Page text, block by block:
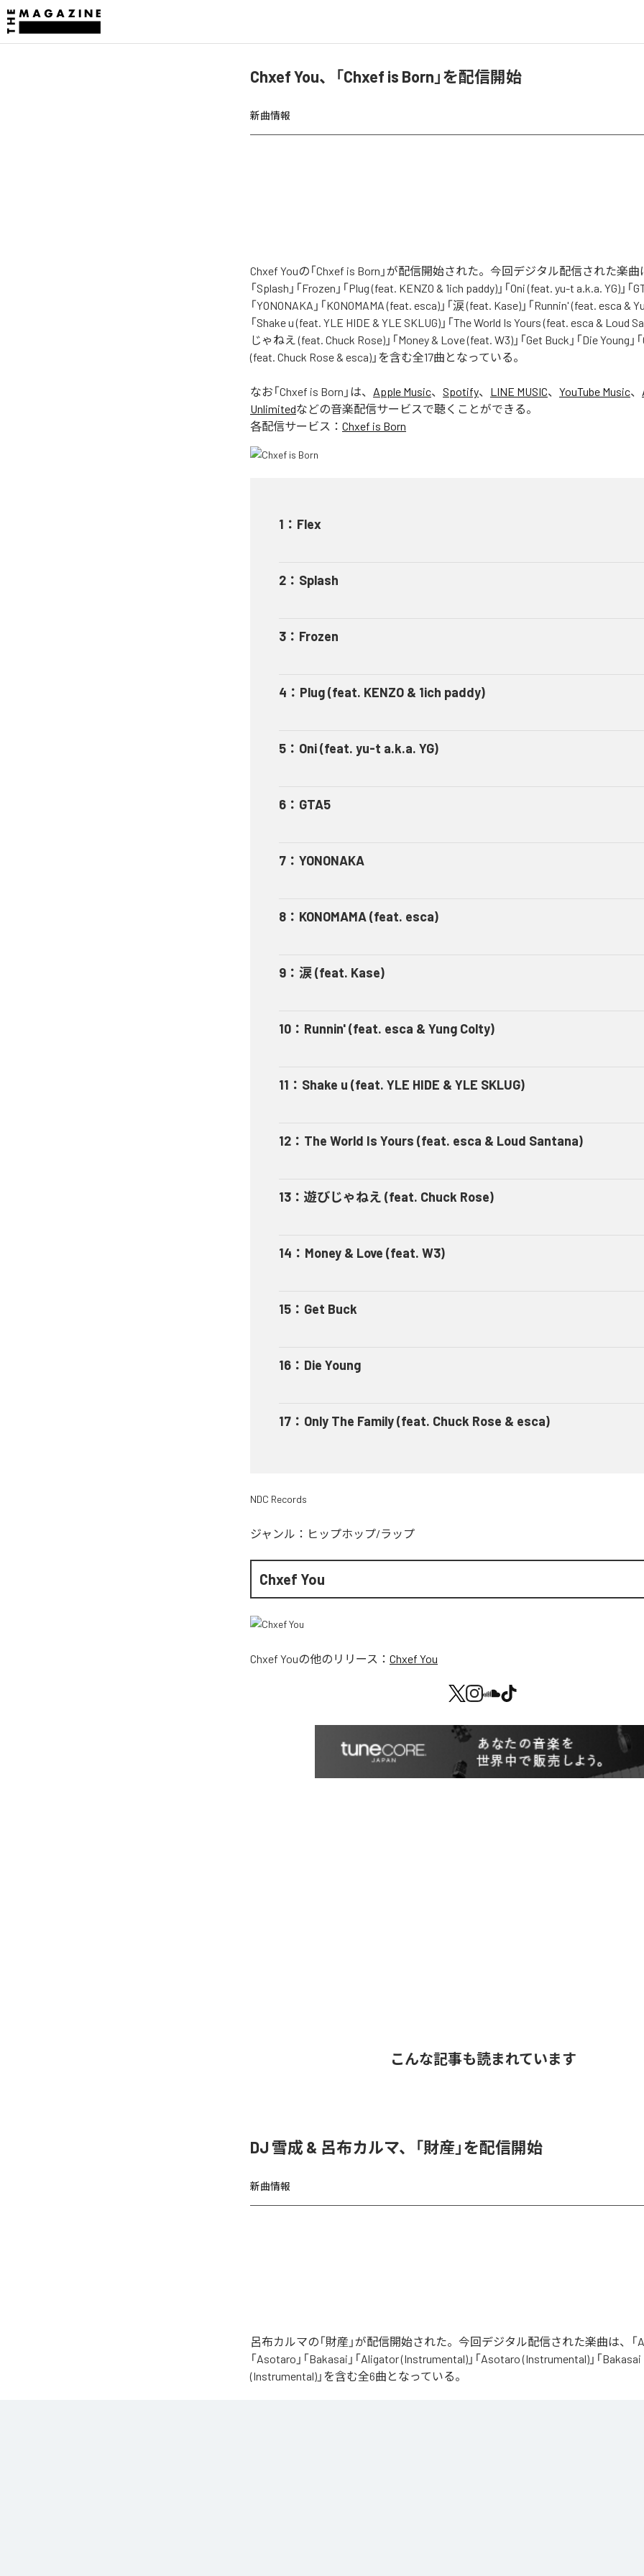
Chxef You、「Chxef is Born」を配信開始
新曲情報
Chxef Youの「Chxef is Born」が配信開始された。今回デジタル配信された楽曲
「Splash」「Frozen」「Plug (feat. KENZO & 1ich paddy)」「Oni (feat. yu-t a.k.a. YG)」「
「YONONAKA」「KONOMAMA (feat. esca)」「涙 (feat. Kase)」「Runnin' (feat. esca &
「Shake u (feat. YLE HIDE & YLE SKLUG)」「The World Is Yours (feat. esca & Loud
じゃねえ (feat. Chuck Rose)」「Money & Love (feat. W3)」「Get Buck」「Die Young」
(feat. Chuck Rose & esca)」を含む全17曲となっている。
なお「Chxef is Born 」は、 Apple Music、 Spotify、 LINE MUSIC、 YouTube Music、
Unlimitedなどの音楽配信サービスで聴くことができる。
各配信サービス： Chxef is Born
1 ： Flex
2 ： Splash
3 ： Frozen
4 ： Plug (feat. KENZO & 1ich paddy)
5 ： Oni (feat. yu-t a.k.a. YG)
6 ： GTA5
7 ： YONONAKA
8 ： KONOMAMA (feat. esca)
9 ： 涙 (feat. Kase)
10 ： Runnin' (feat. esca & Yung Colty)
11 ： Shake u (feat. YLE HIDE & YLE SKLUG)
12 ： The World Is Yours (feat. esca & Loud Santana)
13 ： 遊びじゃねえ (feat. Chuck Rose)
14 ： Money & Love (feat. W3)
15 ： Get Buck
16 ： Die Young
17 ： Only The Family (feat. Chuck Rose & esca)
NDC Records
ジャンル： ヒップホップ/ラップ
Chxef You
Chxef Youの他のリリース： Chxef You
こんな記事も読まれています
DJ 雪成 & 呂布カルマ、「財産」を配信開始
新曲情報
呂布カルマの「財産」が配信開始された。今回デジタル配信された楽曲は、「
「Asotaro」「Bakasai」「Aligator (Instrumental)」「Asotaro (Instrumental)」「Bakasai
(Instrumental)」を含む全6曲となっている。